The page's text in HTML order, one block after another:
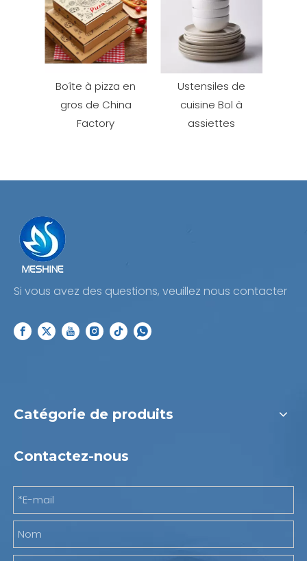
Boîte à pizza en
gros de China
Factory
Ustensiles de
cuisine Bol à
assiettes
Si vous avez des questions, veuillez nous contacter
Catégorie de produits
Contactez-nous